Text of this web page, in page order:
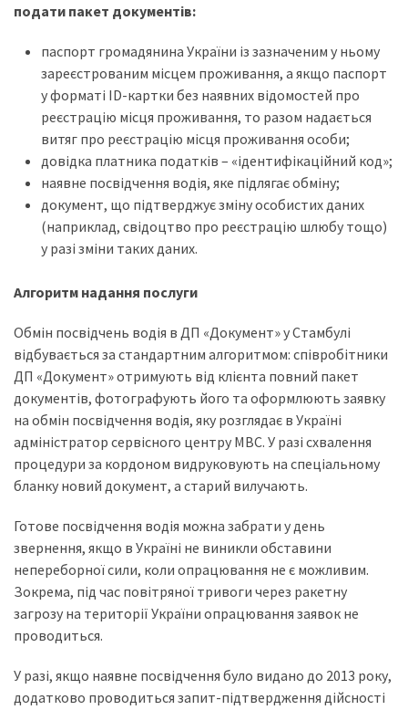
подати пакет документів:
паспорт громадянина України із зазначеним у ньому
зареєстрованим місцем проживання, а якщо паспорт
у форматі ID-картки без наявних відомостей про
реєстрацію місця проживання, то разом надається
витяг про реєстрацію місця проживання особи;
довідка платника податків – «ідентифікаційний код»;
наявне посвідчення водія, яке підлягає обміну;
документ, що підтверджує зміну особистих даних
(наприклад, свідоцтво про реєстрацію шлюбу тощо)
у разі зміни таких даних.
Алгоритм надання послуги
Обмін посвідчень водія в ДП «Документ» у Стамбулі
відбувається за стандартним алгоритмом: співробітники
ДП «Документ» отримують від клієнта повний пакет
документів, фотографують його та оформлюють заявку
на обмін посвідчення водія, яку розглядає в Україні
адміністратор сервісного центру МВС. У разі схвалення
процедури за кордоном видруковують на спеціальному
бланку новий документ, а старий вилучають.
Готове посвідчення водія можна забрати у день
звернення, якщо в Україні не виникли обставини
непереборної сили, коли опрацювання не є можливим.
Зокрема, під час повітряної тривоги через ракетну
загрозу на території України опрацювання заявок не
проводиться.
У разі, якщо наявне посвідчення було видано до 2013 року,
додатково проводиться запит-підтвердження дійсності